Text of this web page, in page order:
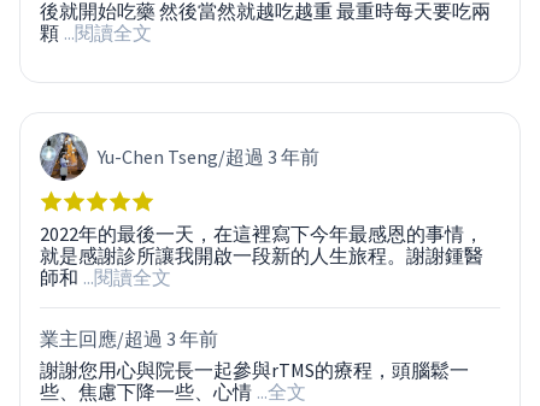
後就開始吃藥 然後當然就越吃越重 最重時每天要吃兩
顆 ...閱讀全文
Yu-Chen Tseng/超過 3 年前
2022年的最後一天，在這裡寫下今年最感恩的事情，
就是感謝診所讓我開啟一段新的人生旅程。謝謝鍾醫
師和 ...閱讀全文
業主回應/超過 3 年前
謝謝您用心與院長一起參與rTMS的療程，頭腦鬆一
些、焦慮下降一些、心情 ...全文